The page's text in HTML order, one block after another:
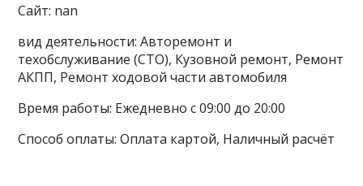
Сайт: nan
вид деятельности: Авторемонт и
техобслуживание (СТО), Кузовной ремонт, Ремонт
АКПП, Ремонт ходовой части автомобиля
Время работы: Ежедневно с 09:00 до 20:00
Способ оплаты: Оплата картой, Наличный расчёт